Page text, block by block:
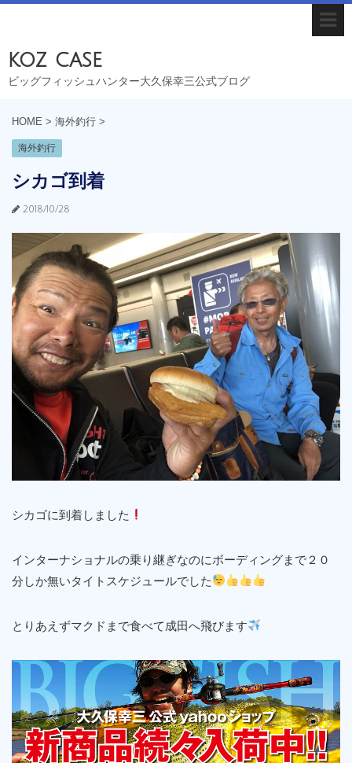
koz case
ビッグフィッシュハンター大久保幸三公式ブログ
HOME > 海外釣行 >
海外釣行
シカゴ到着
2018/10/28
シカゴに到着しました
インターナショナルの乗り継ぎなのにボーディングまで２０
分しか無いタイトスケジュールでした
とりあえずマクドまで食べて成田へ飛びます